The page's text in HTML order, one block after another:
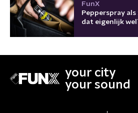
FunX
Pepperspray
dat eigenlijk
your city
your sound